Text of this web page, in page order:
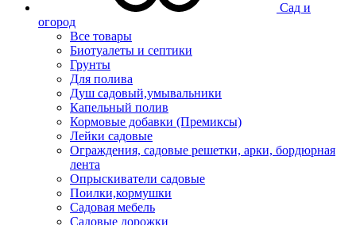
Сад и
огород
Все товары
Биотуалеты и септики
Грунты
Для полива
Душ садовый,умывальники
Капельный полив
Кормовые добавки (Премиксы)
Лейки садовые
Ограждения, садовые решетки, арки, бордюрная
лента
Опрыскиватели садовые
Поилки,кормушки
Садовая мебель
Садовые дорожки